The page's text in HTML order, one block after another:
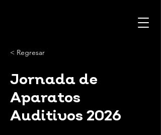
< Regresar
Jornada de
Aparatos
Auditivos 2026